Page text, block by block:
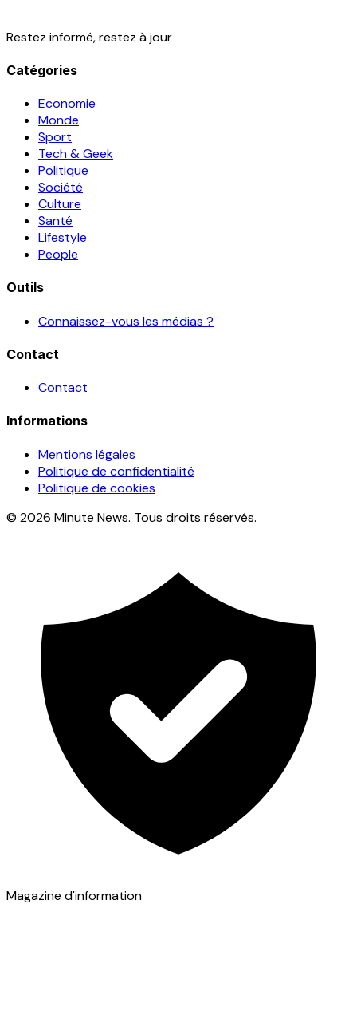
Restez informé, restez à jour
Catégories
Economie
Monde
Sport
Tech & Geek
Politique
Société
Culture
Santé
Lifestyle
People
Outils
Connaissez-vous les médias ?
Contact
Contact
Informations
Mentions légales
Politique de confidentialité
Politique de cookies
© 2026 Minute News. Tous droits réservés.
Magazine d'information